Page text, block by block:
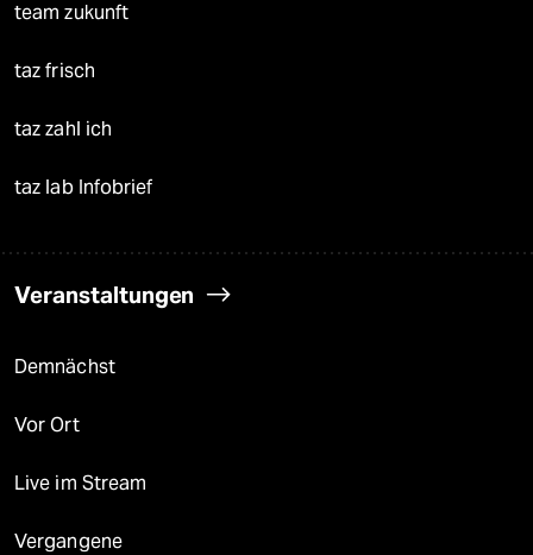
team zukunft
taz frisch
taz zahl ich
taz lab Infobrief
Veranstaltungen
Demnächst
Vor Ort
Live im Stream
Vergangene